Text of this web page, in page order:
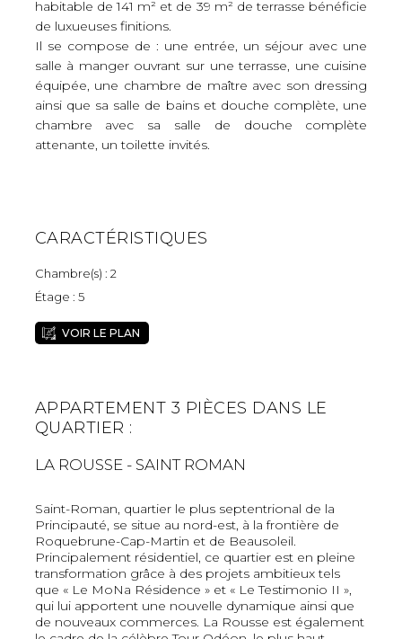
habitable de 141 m² et de 39 m² de terrasse bénéficie
de luxueuses finitions.
Il se compose de : une entrée, un séjour avec une
salle à manger ouvrant sur une terrasse, une cuisine
équipée, une chambre de maître avec son dressing
ainsi que sa salle de bains et douche complète, une
chambre avec sa salle de douche complète
attenante, un toilette invités.
CARACTÉRISTIQUES
Chambre(s) : 2
Étage : 5
VOIR LE PLAN
APPARTEMENT 3 PIÈCES DANS LE
QUARTIER :
LA ROUSSE - SAINT ROMAN
Saint-Roman, quartier le plus septentrional de la
Principauté, se situe au nord-est, à la frontière de
Roquebrune-Cap-Martin et de Beausoleil.
Principalement résidentiel, ce quartier est en pleine
transformation grâce à des projets ambitieux tels
que « Le MoNa Résidence » et « Le Testimonio II »,
qui lui apportent une nouvelle dynamique ainsi que
de nouveaux commerces. La Rousse est également